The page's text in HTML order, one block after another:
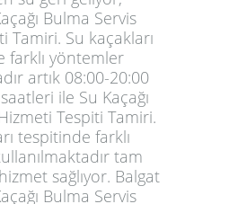
Bulma Servis
Tamiri. Su kaçakları
farklı yöntemler
artık 08:00-20:00
ile Su Kaçağı
Tespiti Tamiri.
tespitinde farklı
tam
sağlıyor. Balgat
Bulma Servis